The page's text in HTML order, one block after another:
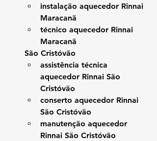
instalação aquecedor Rinnai
Maracanã
técnico aquecedor Rinnai
Maracanã
São Cristóvão
assistência técnica
aquecedor Rinnai São
Cristóvão
conserto aquecedor Rinnai
São Cristóvão
manutenção aquecedor
Rinnai São Cristóvão